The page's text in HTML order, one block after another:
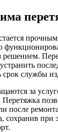
решением.
срок службы
за
после
сохранив